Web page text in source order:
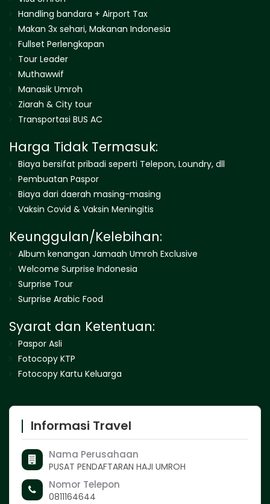
Handling bandara + Airport Tax
Makan 3x sehari, Makanan Indonesia
Fullset Perlengkapan
Tour Leader
Muthawwif
Manasik Umroh
Ziarah & City tour
Transportasi BUS AC
Harga Tidak Termasuk:
Biaya bersifat pribadi seperti Telepon, Loundry, dll
Pembuatan Paspor
Biaya dari daerah masing-masing
Vaksin Covid & Vaksin Meningitis
Keunggulan/Kelebihan:
Album kenangan Jamaah Umroh Exclusive
Welcome Surprise Indonesia
Surprise Tour
Surprise Arabic Food
Syarat dan Ketentuan:
Paspor Asli
Fotocopy KTP
Fotocopy Kartu Keluarga
Informasi Travel
Nama Perusahaan
PUSAT PENDAFTARAN HAJI UMROH
Nomor Telepon
0811164644